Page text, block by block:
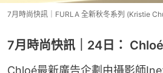
7月時尚快訊｜FURLA 全新秋冬系列 (Kristie
7月時尚快訊｜24日：